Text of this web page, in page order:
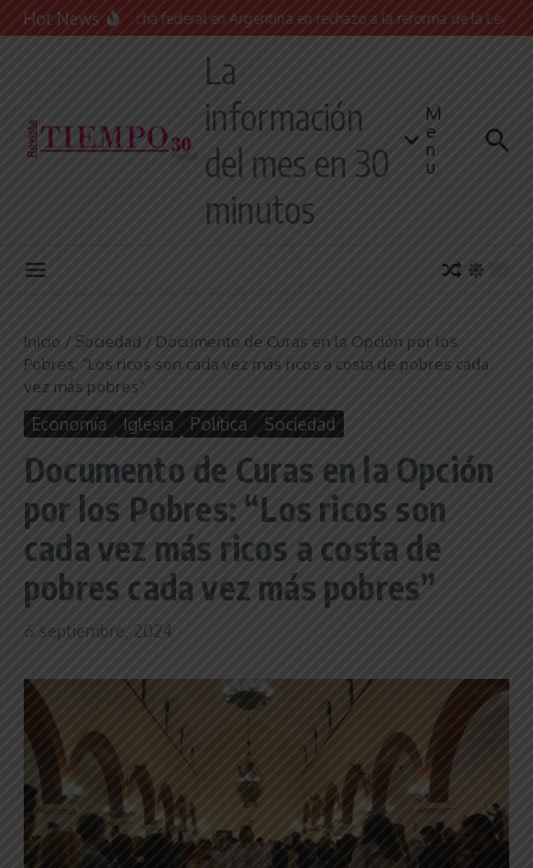
Saltar al contenido
Hot News
Masiva marcha federal en Argentina en rechazo a la reforma de la Ley de
La
información
del mes en 30
minutos
M
e
n
u
Inicio / Sociedad / Documento de Curas en la Opción por los
Pobres: “Los ricos son cada vez más ricos a costa de pobres cada
vez más pobres”
Economía Iglesia Política Sociedad
Documento de Curas en la Opción
por los Pobres: “Los ricos son
cada vez más ricos a costa de
pobres cada vez más pobres”
6 septiembre, 2024